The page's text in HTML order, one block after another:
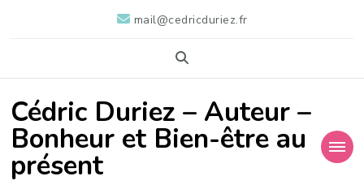
mail@cedricduriez.fr
Cédric Duriez – Auteur –
Bonheur et Bien-être au
présent